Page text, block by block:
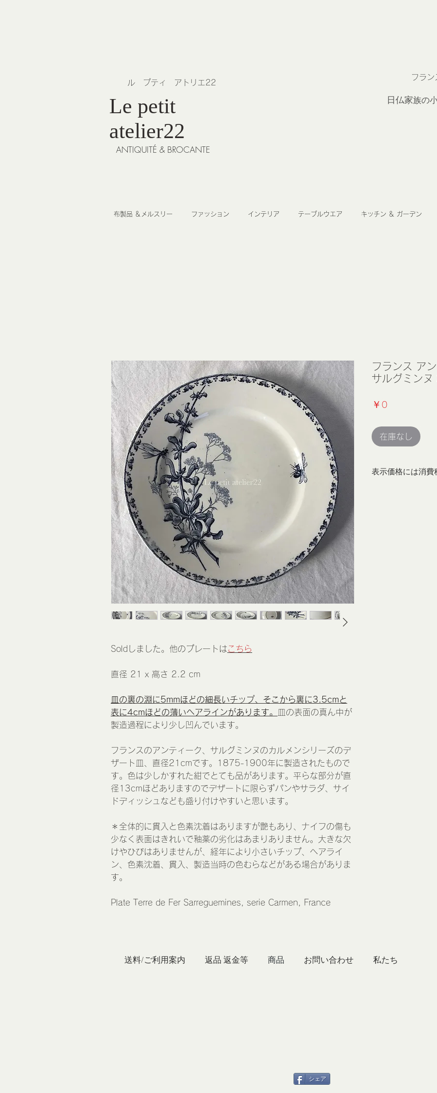
​ル プティ アトリエ22
Le petit
atelier22
ANTIQUITÉ & BROCANTE
フラン
日仏家族の
Soldしました。他のプレートはこちら
直径 21 x 高さ 2.2 cm
皿の裏の淵に5mmほどの細長いチップ、そこから裏に3.5cmと
表に4cmほどの薄いヘアラインがあります。
皿の表面の真ん中が
製造過程により少し凹んでいます。
フランスのアンティーク、サルグミンヌのカルメンシリーズのデ
ザート皿、直径21cmです。1875-1900年に製造されたもので
す。色は少しかすれた紺でとても品があります。平らな部分が直
径13cmほどありますのでデザートに限らずパンやサラダ、サイ
ドディッシュなども盛り付けやすいと思います。
＊全体的に貫入と色素沈着はありますが艶もあり、ナイフの傷も
少なく表面はきれいで釉薬の劣化はあまりありません。大きな欠
けやひびはありませんが、経年により小さいチップ、ヘアライ
ン、色素沈着、貫入、製造当時の色むらなどがある場合がありま
す。
Plate Terre de Fer Sarreguemines, serie Carmen, France
フランス ア
サルグミン
￥0
在庫なし
表示価格には消
布製品 ＆メルスリー ファッション インテリア テーブルウエア キッチン ＆ ガーデン
送料/ご利用案内 返品 返金等 商品 お問い合わせ
シェア